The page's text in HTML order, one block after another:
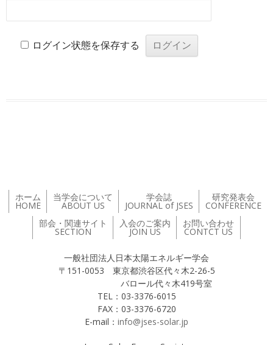
ログイン状態を保存する
ホーム
HOME
当学会について
ABOUT US
学会誌
JOURNAL of JSES
研究発表会
CONFERENCE
部会・関連サイト
SECTION
入会のご案内
JOIN US
お問い合わせ
CONTCT US
一般社団法人日本太陽エネルギー学会
〒151-0053 東京都渋谷区代々木2-26-5
バロール代々木419号室
TEL：03-3376-6015
FAX：03-3376-6720
E-mail： info@jses-solar.jp